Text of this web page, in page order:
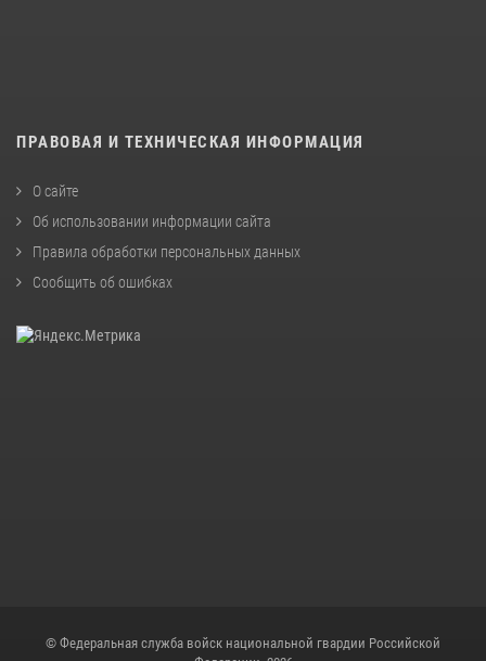
ПРАВОВАЯ И ТЕХНИЧЕСКАЯ ИНФОРМАЦИЯ
О сайте
Об использовании информации сайта
Правила обработки персональных данных
Сообщить об ошибках
© Федеральная служба войск национальной гвардии Российской